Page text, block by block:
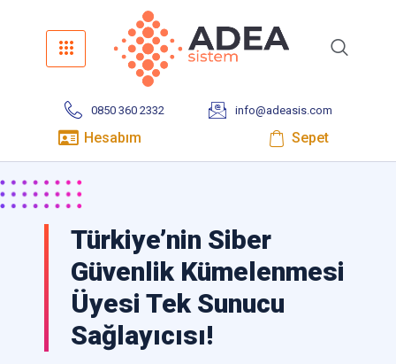
0850 360 2332 info@adeasis.com
Hesabım Sepet
Türkiye’nin Siber
Güvenlik Kümelenmesi
Üyesi Tek Sunucu
Sağlayıcısı!